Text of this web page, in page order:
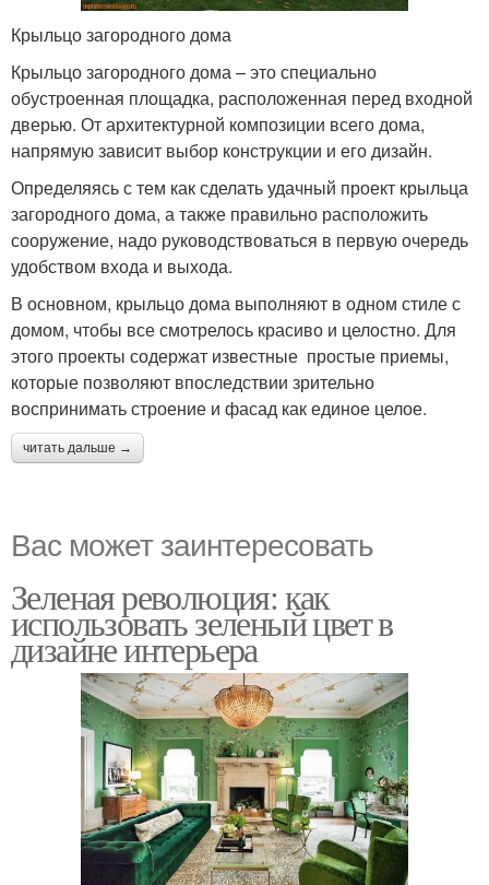
Крыльцо загородного дома
Крыльцо загородного дома – это специально
обустроенная площадка, расположенная перед входной
дверью. От архитектурной композиции всего дома,
напрямую зависит выбор конструкции и его дизайн.
Определяясь с тем как сделать удачный проект крыльца
загородного дома, а также правильно расположить
сооружение, надо руководствоваться в первую очередь
удобством входа и выхода.
В основном, крыльцо дома выполняют в одном стиле с
домом, чтобы все смотрелось красиво и целостно. Для
этого проекты содержат известные простые приемы,
которые позволяют впоследствии зрительно
воспринимать строение и фасад как единое целое.
читать дальше →
Вас может заинтересовать
Зеленая революция: как
использовать зеленый цвет в
дизайне интерьера